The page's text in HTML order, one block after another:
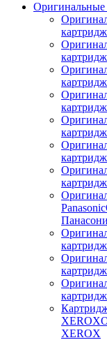
Оригинальные
Panasonic
XEROX
XEROX